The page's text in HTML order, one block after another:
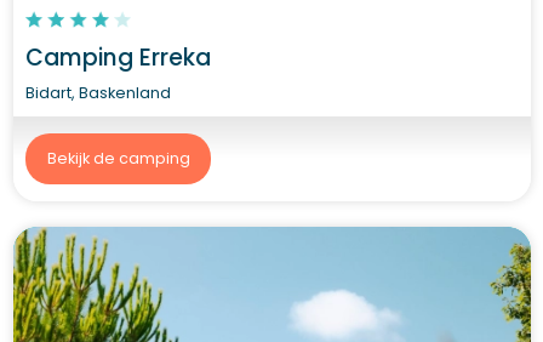
Camping Erreka
Bidart, Baskenland
Bekijk de camping